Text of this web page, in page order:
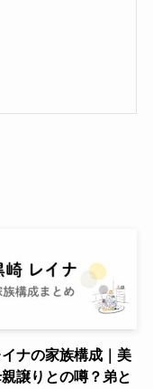
ナの家族構成｜美
譲りとの噂？弟と